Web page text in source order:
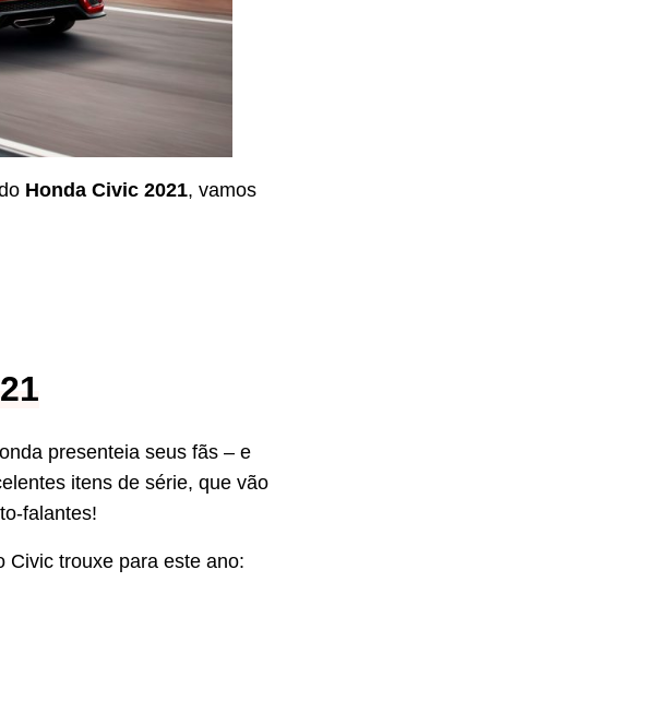
Honda Civic 2021, vamos
presenteia seus fãs – e
itens de série, que vão
falantes!
Civic trouxe para este ano: